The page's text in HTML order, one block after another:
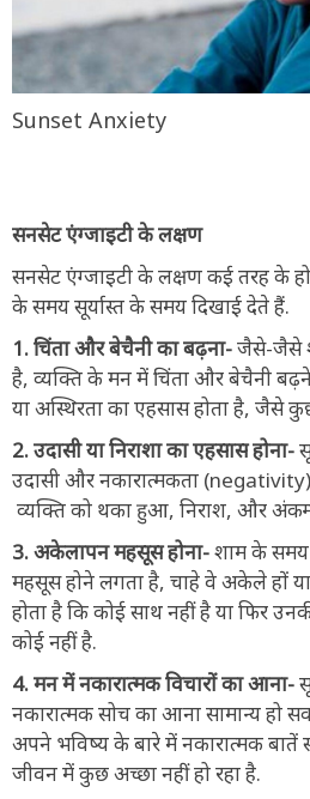
Sunset Anxiety
सनसेट एंग्जाइटी के लक्षण
सनसेट एंग्जाइटी के लक्षण कई तरह के
के समय सूर्यास्त के समय दिखाई देते हैं.
1. चिंता और बेचैनी का बढ़ना-जैसे-जैसे
है, व्यक्ति के मन में चिंता और बेचैनी
या अस्थिरता का एहसास होता है, जैसे
2. उदासी या निराशा का एहसास होना-
उदासी और नकारात्मकता
व्यक्ति को थका हुआ, निराश, और
3. अकेलापन महसूस होना-शाम के
महसूस होने लगता है, चाहे वे अकेले हों
होता है कि कोई साथ नहीं है या फिर
कोई नहीं है.
4. मन में नकारात्मक विचारों का आना-
नकारात्मक सोच का आना सामान्य हो
अपने भविष्य के बारे में नकारात्मक
जीवन में कुछ अच्छा नहीं हो रहा है.